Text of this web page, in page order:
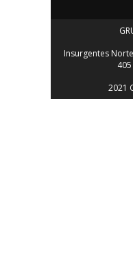
Insurgentes
2021